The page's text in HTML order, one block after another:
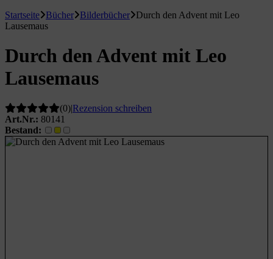
Startseite
Bücher Bilderbücher
Durch den Advent mit Leo
Lausemaus
Durch den Advent mit Leo
Lausemaus
(0)|Rezension schreiben
Art.Nr.: 80141
Bestand: